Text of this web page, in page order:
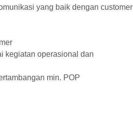
yang baik dengan customer
kegiatan operasional dan
min. POP